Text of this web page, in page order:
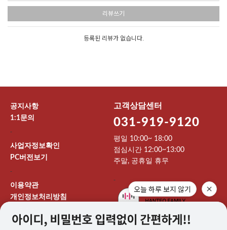
리뷰쓰기
등록된 리뷰가 없습니다.
공지사항
1:1문의
-
사업자정보확인
PC버전보기
-
이용약관
개인정보처리방침
고객상담센터
031-919-9120
평일 10:00~ 18:00
점심시간 12:00~13:00
주말, 공휴일 휴무
-
오늘 하루 보지 않기